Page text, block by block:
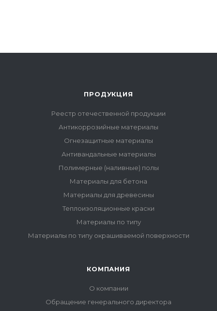
ПРОДУКЦИЯ
Реестр отечественной продукции
Антикоррозийные материалы
Огнезащитные материалы
Антивандальные материалы
Полимерные (наливные) полы
Материалы для бетона
Материалы для древесины
Теплоизоляционные краски
Материалы по типу
Материалы по типу окрашиваемой поверхности
КОМПАНИЯ
О компании
Обращение генерального директора